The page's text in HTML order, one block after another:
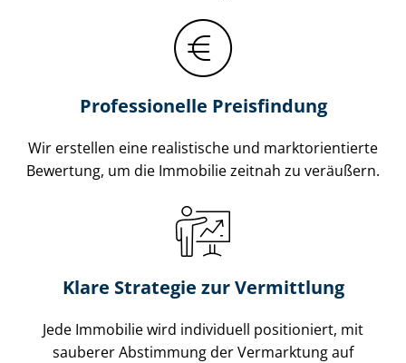
Professionelle Preisfindung
Wir erstellen eine realistische und markt­ori­en­tier­te
Bewertung, um die Immobilie zeitnah zu veräußern.
Klare Strategie zur Vermittlung
Jede Immobilie wird individuell positioniert, mit
sauberer Abstimmung der Vermarktung auf